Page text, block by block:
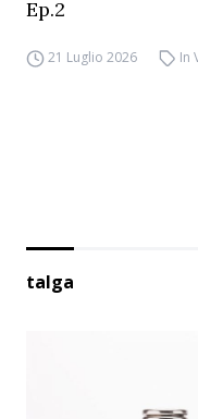
Ep.2
21 Luglio 2026 In
talga